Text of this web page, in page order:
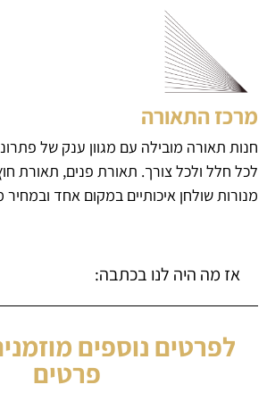
מרכז התאורה
חנות תאורה מובילה עם מגוון ענק של
לכל חלל ולכל צורך. תאורת פנים, תאורת
מנורות שולחן איכותיים במקום אחד
אז מה היה לנו בכתבה:
לפרטים נוספים
פרטים